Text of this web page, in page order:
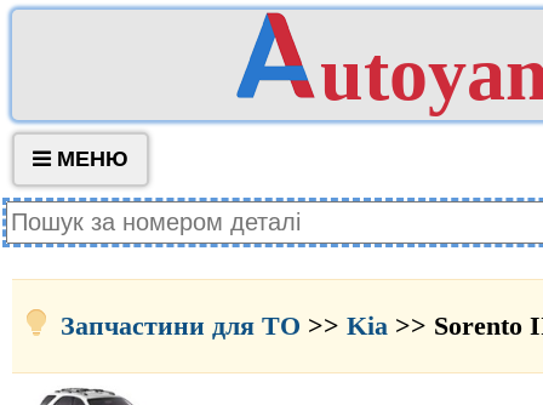
МЕНЮ
Запчастини для ТО >> Kia >> Sorento